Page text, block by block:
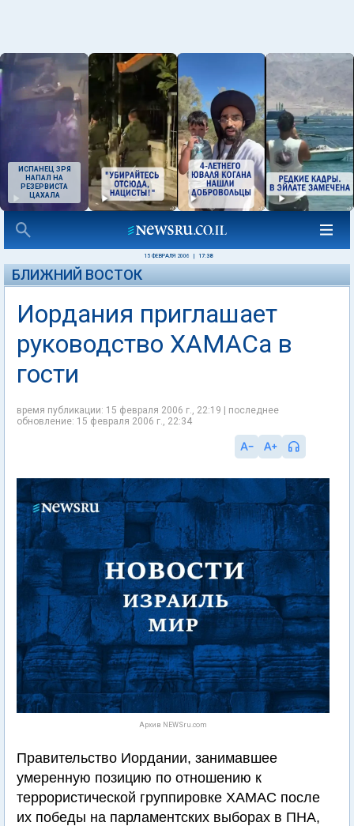
ИСПАНЕЦ ЗРЯ
НАПАЛ НА
РЕЗЕРВИСТА
ЦАХАЛА
15 ФЕВРАЛЯ 2006 17:38
БЛИЖНИЙ ВОСТОК
Иордания приглашает
руководство ХАМАСа в
гости
время публикации: 15 февраля 2006 г., 22:19 | последнее
обновление: 15 февраля 2006 г., 22:34
Архив NEWSru.com
Правительство Иордании, занимавшее
умеренную позицию по отношению к
террористической группировке ХАМАС после
их победы на парламентских выборах в ПНА,